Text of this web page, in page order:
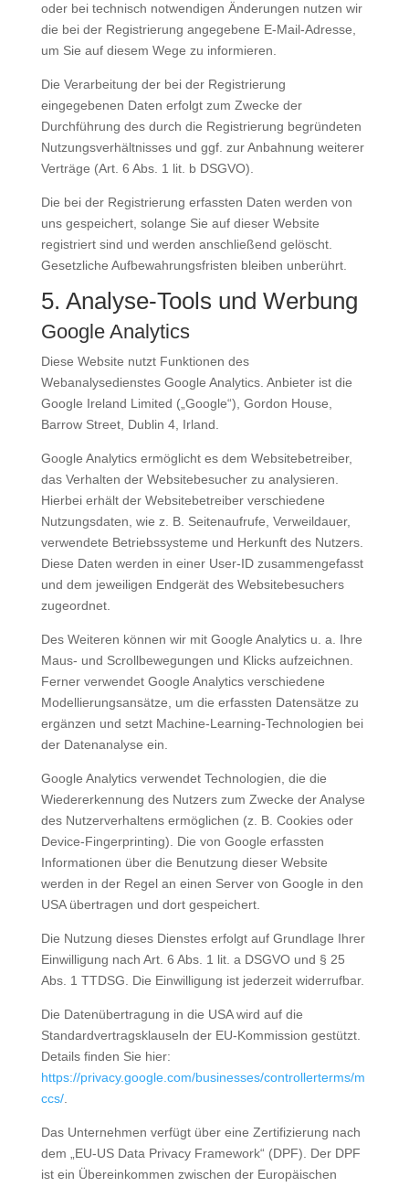
oder bei technisch notwendigen Änderungen nutzen wir
die bei der Registrierung angegebene E-Mail-Adresse,
um Sie auf diesem Wege zu informieren.
Die Verarbeitung der bei der Registrierung
eingegebenen Daten erfolgt zum Zwecke der
Durchführung des durch die Registrierung begründeten
Nutzungsverhältnisses und ggf. zur Anbahnung weiterer
Verträge (Art. 6 Abs. 1 lit. b DSGVO).
Die bei der Registrierung erfassten Daten werden von
uns gespeichert, solange Sie auf dieser Website
registriert sind und werden anschließend gelöscht.
Gesetzliche Aufbewahrungsfristen bleiben unberührt.
5. Analyse-Tools und Werbung
Google Analytics
Diese Website nutzt Funktionen des
Webanalysedienstes Google Analytics. Anbieter ist die
Google Ireland Limited („Google“), Gordon House,
Barrow Street, Dublin 4, Irland.
Google Analytics ermöglicht es dem Websitebetreiber,
das Verhalten der Websitebesucher zu analysieren.
Hierbei erhält der Websitebetreiber verschiedene
Nutzungsdaten, wie z. B. Seitenaufrufe, Verweildauer,
verwendete Betriebssysteme und Herkunft des Nutzers.
Diese Daten werden in einer User-ID zusammengefasst
und dem jeweiligen Endgerät des Websitebesuchers
zugeordnet.
Des Weiteren können wir mit Google Analytics u. a. Ihre
Maus- und Scrollbewegungen und Klicks aufzeichnen.
Ferner verwendet Google Analytics verschiedene
Modellierungsansätze, um die erfassten Datensätze zu
ergänzen und setzt Machine-Learning-Technologien bei
der Datenanalyse ein.
Google Analytics verwendet Technologien, die die
Wiedererkennung des Nutzers zum Zwecke der Analyse
des Nutzerverhaltens ermöglichen (z. B. Cookies oder
Device-Fingerprinting). Die von Google erfassten
Informationen über die Benutzung dieser Website
werden in der Regel an einen Server von Google in den
USA übertragen und dort gespeichert.
Die Nutzung dieses Dienstes erfolgt auf Grundlage Ihrer
Einwilligung nach Art. 6 Abs. 1 lit. a DSGVO und § 25
Abs. 1 TTDSG. Die Einwilligung ist jederzeit widerrufbar.
Die Datenübertragung in die USA wird auf die
Standardvertragsklauseln der EU-Kommission gestützt.
Details finden Sie hier:
https://privacy.google.com/businesses/controllerterms/m
ccs/.
Das Unternehmen verfügt über eine Zertifizierung nach
dem „EU-US Data Privacy Framework“ (DPF). Der DPF
ist ein Übereinkommen zwischen der Europäischen